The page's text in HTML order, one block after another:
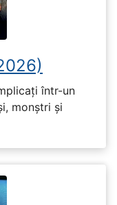
într-un
monștri și